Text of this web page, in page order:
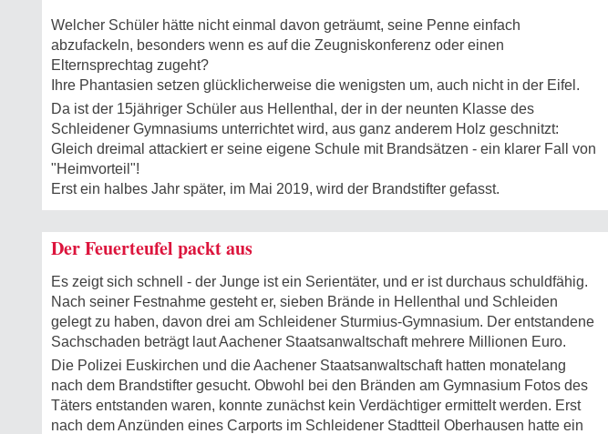
Welcher Schüler hätte nicht einmal davon geträumt, seine Penne einfach
abzufackeln, besonders wenn es auf die Zeugniskonferenz oder einen
Elternsprechtag zugeht?
Ihre Phantasien setzen glücklicherweise die wenigsten um, auch nicht in der Eifel.
Da ist der 15jähriger Schüler aus Hellenthal, der in der neunten Klasse des
Schleidener Gymnasiums unterrichtet wird, aus ganz anderem Holz geschnitzt:
Gleich dreimal attackiert er seine eigene Schule mit Brandsätzen - ein klarer Fall von
"Heimvorteil"!
Erst ein halbes Jahr später, im Mai 2019, wird der Brandstifter gefasst.
Der Feuerteufel packt aus
Es zeigt sich schnell - der Junge ist ein Serientäter, und er ist durchaus schuldfähig.
Nach seiner Festnahme gesteht er, sieben Brände in Hellenthal und Schleiden
gelegt zu haben, davon drei am Schleidener Sturmius-Gymnasium. Der entstandene
Sachschaden beträgt laut Aachener Staatsanwaltschaft mehrere Millionen Euro.
Die Polizei Euskirchen und die Aachener Staatsanwaltschaft hatten monatelang
nach dem Brandstifter gesucht. Obwohl bei den Bränden am Gymnasium Fotos des
Täters entstanden waren, konnte zunächst kein Verdächtiger ermittelt werden. Erst
nach dem Anzünden eines Carports im Schleidener Stadtteil Oberhausen hatte ein